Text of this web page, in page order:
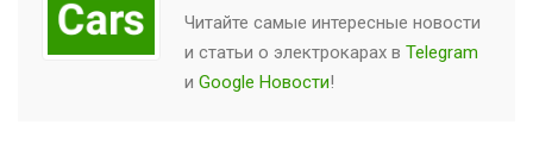
Читайте самые интересные новости
и статьи о электрокарах в Telegram
и Google Новости!